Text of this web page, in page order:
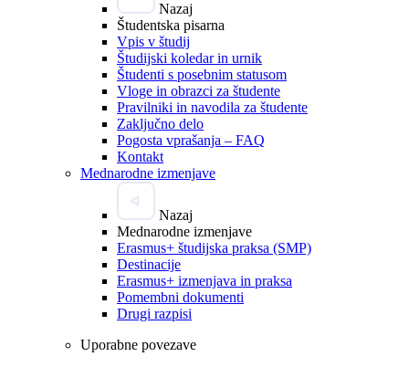
Nazaj
Študentska pisarna
Vpis v študij
Študijski koledar in urnik
Študenti s posebnim statusom
Vloge in obrazci za študente
Pravilniki in navodila za študente
Zaključno delo
Pogosta vprašanja – FAQ
Kontakt
Mednarodne izmenjave
Nazaj
Mednarodne izmenjave
Erasmus+ študijska praksa (SMP)
Destinacije
Erasmus+ izmenjava in praksa
Pomembni dokumenti
Drugi razpisi
Uporabne povezave